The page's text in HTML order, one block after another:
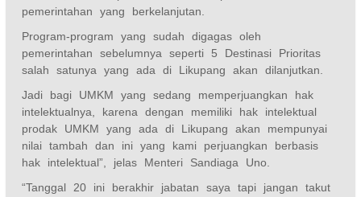
pemerintahan yang berkelanjutan.
Program-program yang sudah digagas oleh
pemerintahan sebelumnya seperti 5 Destinasi Prioritas
salah satunya yang ada di Likupang akan dilanjutkan.
Jadi bagi UMKM yang sedang memperjuangkan hak
intelektualnya, karena dengan memiliki hak intelektual
prodak UMKM yang ada di Likupang akan mempunyai
nilai tambah dan ini yang kami perjuangkan berbasis
hak intelektual”, jelas Menteri Sandiaga Uno.
“Tanggal 20 ini berakhir jabatan saya tapi jangan takut